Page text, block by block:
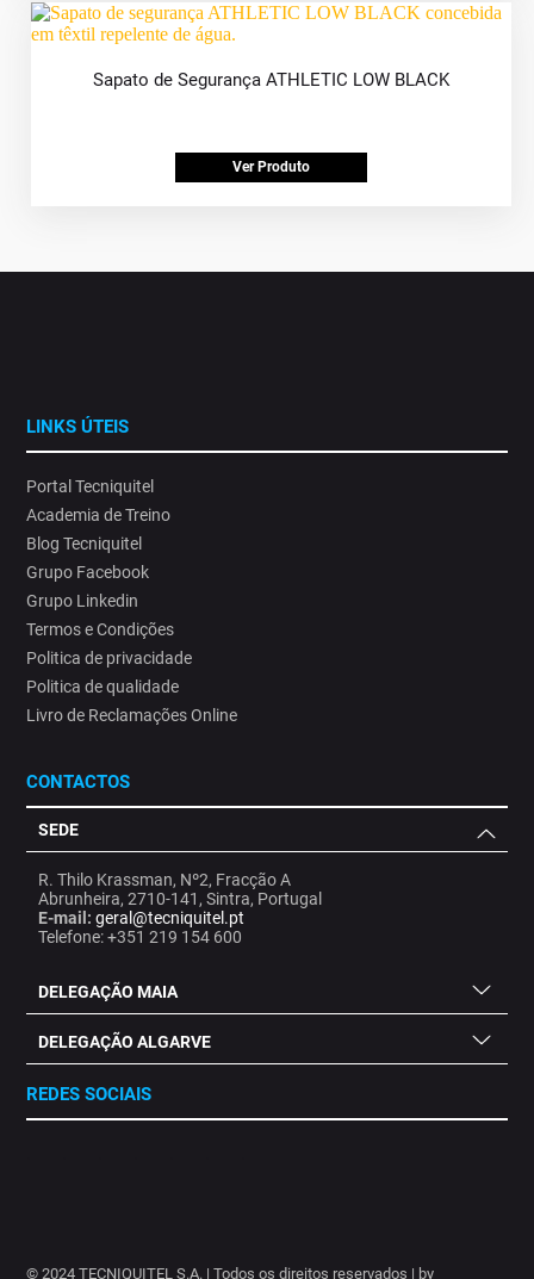
Sapato de Segurança ATHLETIC LOW BLACK
Ver Produto
LINKS ÚTEIS
Portal Tecniquitel
Academia de Treino
Blog Tecniquitel
Grupo Facebook
Grupo Linkedin
Termos e Condições
Politica de privacidade
Politica de qualidade
Livro de Reclamações Online
CONTACTOS
SEDE
R. Thilo Krassman, Nº2, Fracção A
Abrunheira, 2710-141, Sintra, Portugal
E-mail: geral@tecniquitel.pt
Telefone: +351 219 154 600
DELEGAÇÃO MAIA
DELEGAÇÃO ALGARVE
REDES SOCIAIS
© 2024 TECNIQUITEL S.A. | Todos os direitos reservados | by